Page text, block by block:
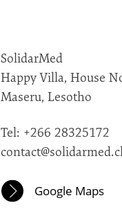
SolidarMed
Happy Villa, House
Maseru, Lesotho
Tel: +266 28325172
Google Maps